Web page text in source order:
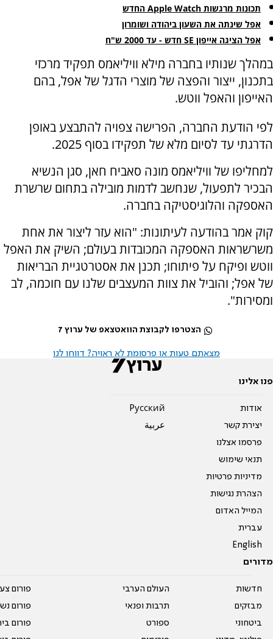
תכונות מרגשות Apple Watch החדש
אפל שינתה את השעון ביהודה ושומרון
אפל הציגה אייפון SE חדש - עד 2000 ש"ח
במהלך שנותיו בחברה מילא וויליאמס תפקיד מרכזי
בתכנון, ייצור והפצה של מוצרי הדגל של אפל, בהם
האייפון והאפל ווטש.
לפי הודעת החברה, הפרישה צפויה להתבצע באופן
הדרגתי עד לסיום מלא של תפקידו בסוף 2025.
למחליפו של וויליאמס מונה סאביח חאן, סגן הנשיא
הבכיר לתפעול, שנחשב לדמות מובילה בתחום שרשרת
האספקה והלוגיסטיקה בחברה.
קוק אמר בהודעה לעיתונות: "הוא עזר ליצור את אחת
משרשראות האספקה המכובדות בעולם; השיק את האפל
ווטש ופיקח על פיתוחו; תכנן את אסטרטגיית הבריאות
של אפל; והוביל את צוות המעצבים שלנו עם חוכמה, לב
ומסירות".
הצטרפו לקבוצת הוואטצאפ של ערוץ 7
מצאתם טעות או פרסומת לא ראויה? דווחו לנו
פנו אלינו
אודות
יצירת קשר
פרסמו אצלנו
תנאי שימוש
מדיניות פרטיות
הצהרת נגישות
המייל האדום
עברית
English
Pусский
عربية
מדורים
חדשות
מבזקים
ביטחוני
העולם הערבי
תרבות ופנאי
ספורט
פורום
פורום
פורום